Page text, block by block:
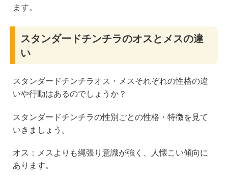
ます。
スタンダードチンチラのオスとメスの違
い
スタンダードチンチラオス・メスそれぞれの性格の違
いや行動はあるのでしょうか？
スタンダードチンチラの性別ごとの性格・特徴を見て
いきましょう。
オス：メスよりも縄張り意識が強く、人懐こい傾向に
あります。